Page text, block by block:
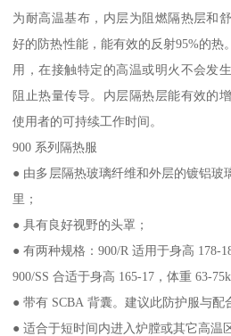
为耐高温基布，内层为阻燃隔热层和
好的防热性能，能有效的反射95%的热
用，在接触特定的高温或明火不会发
阻止热量传导。内层隔热层能有效的
使用者的可持续工作时间。
900 系列隔热服
● 由多层隔热玻璃纤维和外层的镀铝玻
里；
● 具有良好视野的头罩；
● 有两种规格：900/R 适用于身高 178-
900/SS 合适于身高 165-17，体重 63-
● 带有 SCBA 背囊。建议此防护服与配
● 适合于短时间内进入炉膛或其它高温